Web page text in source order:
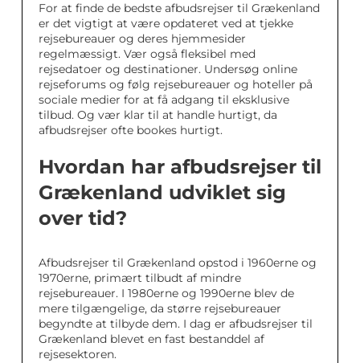
For at finde de bedste afbudsrejser til Grækenland
er det vigtigt at være opdateret ved at tjekke
rejsebureauer og deres hjemmesider
regelmæssigt. Vær også fleksibel med
rejsedatoer og destinationer. Undersøg online
rejseforums og følg rejsebureauer og hoteller på
sociale medier for at få adgang til eksklusive
tilbud. Og vær klar til at handle hurtigt, da
afbudsrejser ofte bookes hurtigt.
Hvordan har afbudsrejser til
Grækenland udviklet sig
over tid?
Afbudsrejser til Grækenland opstod i 1960erne og
1970erne, primært tilbudt af mindre
rejsebureauer. I 1980erne og 1990erne blev de
mere tilgængelige, da større rejsebureauer
begyndte at tilbyde dem. I dag er afbudsrejser til
Grækenland blevet en fast bestanddel af
rejsesektoren.